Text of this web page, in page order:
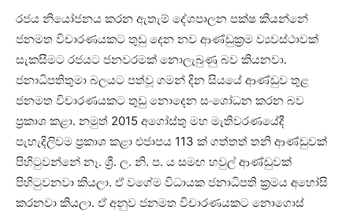
රජය නියෝජනය කරන ඇතැම් දේශපාලන පක්ෂ කියන්නේ
ජනමත විචාරණයකට තුඩු දෙන නව ආණ්ඩුක්‍රම ව්‍යවස්ථාවක්
සැකසීමට රජයට ජනවරමක් නොලැබුණු බව කියනවා.
ජනාධිපතිතුමා බලයට පත්වූ ගමන් දින සියයේ ආණ්ඩුව තුළ
ජනමත විචාරණයකට තුඩු නොදෙන සංශෝධන කරන බව
ප්‍රකාශ කළා. නමුත් 2015 අගෝස්තු මහ මැතිවරණයේදී
පැහැදිලිවම ප්‍රකාශ කළා එජාපය 113 ක් ගත්තත් තනි ආණ්ඩුවක්
පිහිටුවන්නේ නෑ. ශ්‍රී. ල. නි. ප. ය සමඟ හවුල් ආණ්ඩුවක්
පිහිටුවනවා කියලා. ඒ වගේම විධායක ජනාධිපති ක්‍රමය අහෝසි
කරනවා කියලා. ඒ අනුව ජනමත විචාරණයකට නොගොස්